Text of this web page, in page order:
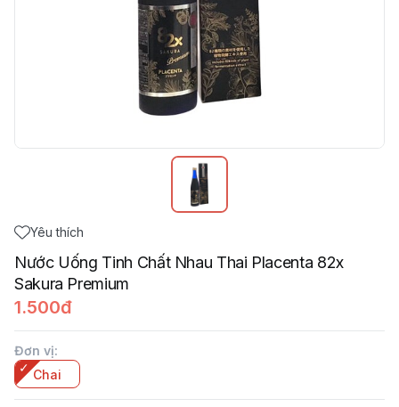
Yêu thích
Nước Uống Tinh Chất Nhau Thai Placenta 82x
Sakura Premium
1.500đ
Đơn vị:
Chai